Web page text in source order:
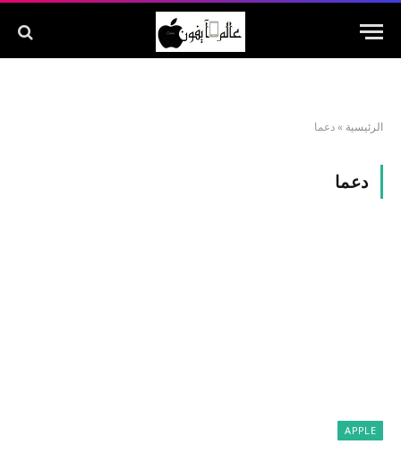
الرئيسية »دعما
دعما
APPLE